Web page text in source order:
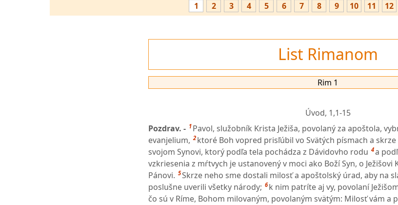
1 2 3 4 5 6 7 8 9 10 11 12
List Rimanom
Rim 1
Úvod, 1,1-15
Pozdrav. - 1 Pavol, služobník Krista Ježiša, povolaný za apoštola,
evanjelium, 2 ktoré Boh vopred prisľúbil vo Svätých písmach a
svojom Synovi, ktorý podľa tela pochádza z Dávidovho rodu 4a
vzkriesenia z mŕtvych je ustanovený v moci ako Boží Syn, o Ježišovi
Pánovi. 5Skrze neho sme dostali milosť a apoštolský úrad, aby na
poslušne uverili všetky národy; 6 k nim patríte aj vy, povolaní
čo sú v Ríme, Bohom milovaným, povolaným svätým: Milosť vám a